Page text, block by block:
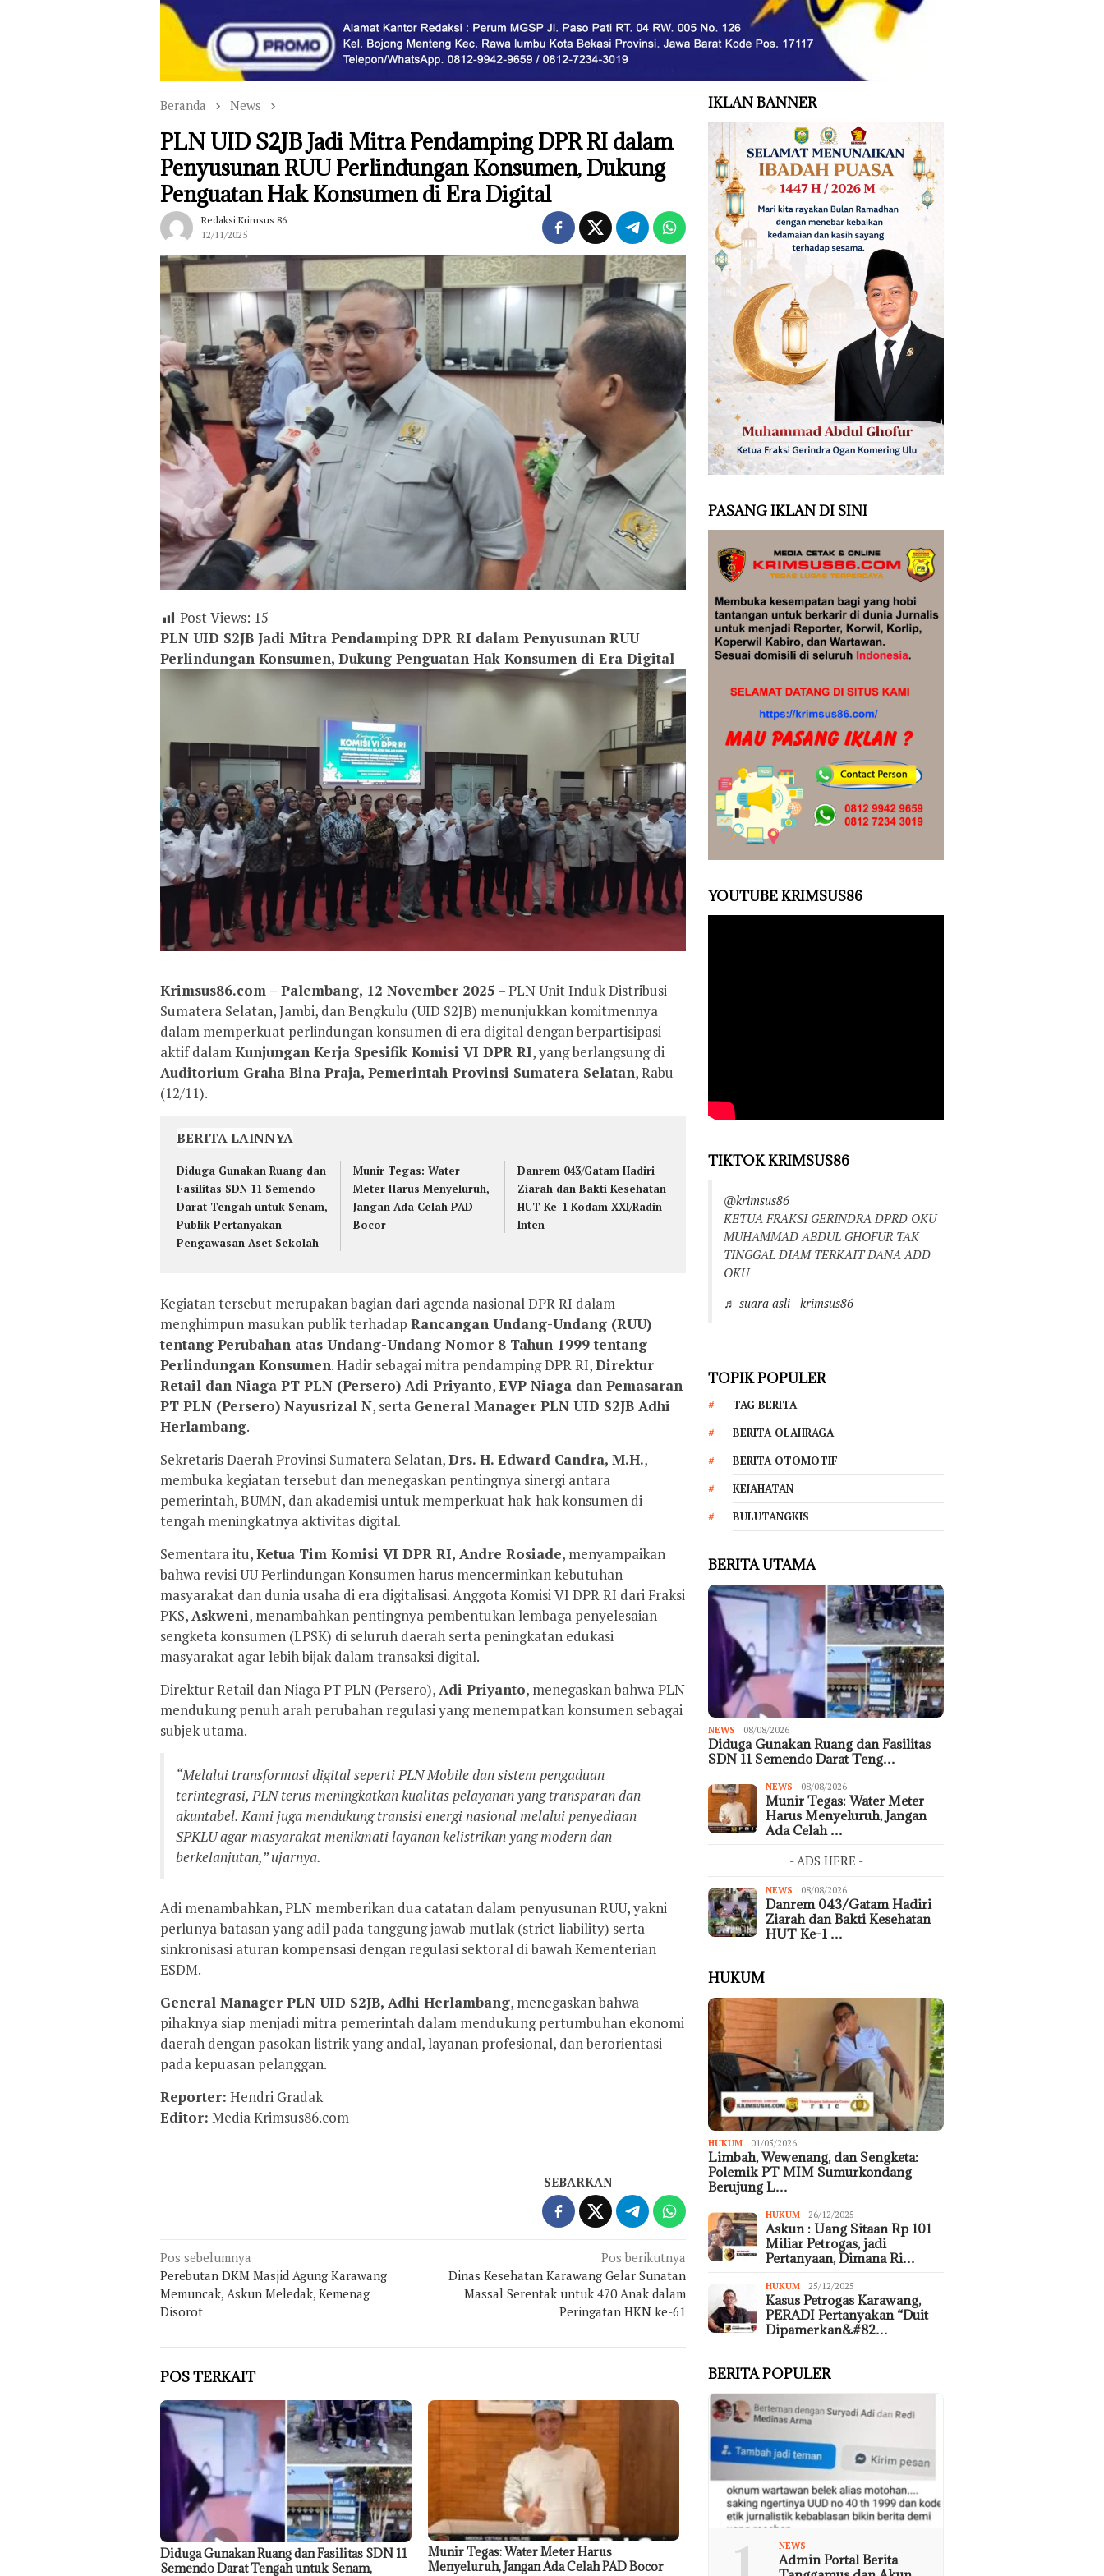
Beranda News
PLN UID S2JB Jadi Mitra Pendamping DPR RI dalam
Penyusunan RUU Perlindungan Konsumen, Dukung
Penguatan Hak Konsumen di Era Digital
Redaksi Krimsus 86
12/11/2025
Post Views: 15
PLN UID S2JB Jadi Mitra Pendamping DPR RI dalam Penyusunan RUU
Perlindungan Konsumen, Dukung Penguatan Hak Konsumen di Era Digital
Krimsus86.com – Palembang, 12 November 2025 – PLN Unit Induk Distribusi
Sumatera Selatan, Jambi, dan Bengkulu (UID S2JB) menunjukkan komitmennya
dalam memperkuat perlindungan konsumen di era digital dengan berpartisipasi
aktif dalamKunjungan Kerja Spesifik Komisi VI DPR RI, yang berlangsung di
Auditorium Graha Bina Praja, Pemerintah Provinsi Sumatera Selatan, Rabu
(12/11).
BERITA LAINNYA
Diduga Gunakan Ruang dan
Fasilitas SDN 11 Semendo
Darat Tengah untuk Senam,
Publik Pertanyakan
Pengawasan Aset Sekolah
Munir Tegas: Water
Meter Harus Menyeluruh,
Jangan Ada Celah PAD
Bocor
Danrem 043/Gatam Hadiri
Ziarah dan Bakti Kesehatan
HUT Ke-1 Kodam XXI/Radin
Inten
Kegiatan tersebut merupakan bagian dari agenda nasional DPR RI dalam
menghimpun masukan publik terhadap Rancangan Undang-Undang (RUU)
tentang Perubahan atas Undang-Undang Nomor 8 Tahun 1999 tentang
Perlindungan Konsumen. Hadir sebagai mitra pendamping DPR RI,Direktur
Retail dan Niaga PT PLN (Persero) Adi Priyanto,EVP Niaga dan Pemasaran
PT PLN (Persero) Nayusrizal N, serta General Manager PLN UID S2JB Adhi
Herlambang.
Sekretaris Daerah Provinsi Sumatera Selatan,Drs. H. Edward Candra, M.H.,
membuka kegiatan tersebut dan menegaskan pentingnya sinergi antara
pemerintah, BUMN, dan akademisi untuk memperkuat hak-hak konsumen di
tengah meningkatnya aktivitas digital.
Sementara itu,Ketua Tim Komisi VI DPR RI, Andre Rosiade, menyampaikan
bahwa revisi UU Perlindungan Konsumen harus mencerminkan kebutuhan
masyarakat dan dunia usaha di era digitalisasi. Anggota Komisi VI DPR RI dari Fraksi
PKS,Askweni, menambahkan pentingnya pembentukan lembaga penyelesaian
sengketa konsumen (LPSK) di seluruh daerah serta peningkatan edukasi
masyarakat agar lebih bijak dalam transaksi digital.
Direktur Retail dan Niaga PT PLN (Persero),Adi Priyanto, menegaskan bahwa PLN
mendukung penuh arah perubahan regulasi yang menempatkan konsumen sebagai
subjek utama.
“Melalui transformasi digital seperti PLN Mobile dan sistem pengaduan
terintegrasi, PLN terus meningkatkan kualitas pelayanan yang transparan dan
akuntabel. Kami juga mendukung transisi energi nasional melalui penyediaan
SPKLU agar masyarakat menikmati layanan kelistrikan yang modern dan
berkelanjutan,” ujarnya.
Adi menambahkan, PLN memberikan dua catatan dalam penyusunan RUU, yakni
perlunya batasan yang adil pada tanggung jawab mutlak (strict liability) serta
sinkronisasi aturan kompensasi dengan regulasi sektoral di bawah Kementerian
ESDM.
General Manager PLN UID S2JB, Adhi Herlambang, menegaskan bahwa
pihaknya siap menjadi mitra pemerintah dalam mendukung pertumbuhan ekonomi
daerah dengan pasokan listrik yang andal, layanan profesional, dan berorientasi
pada kepuasan pelanggan.
Reporter: Hendri Gradak
Editor: Media Krimsus86.com
SEBARKAN
Navigasi
pos
Pos sebelumnya
Perebutan DKM Masjid Agung Karawang
Memuncak, Askun Meledak, Kemenag
Disorot
Pos berikutnya
Dinas Kesehatan Karawang Gelar Sunatan
Massal Serentak untuk 470 Anak dalam
Peringatan HKN ke-61
POS TERKAIT
Diduga Gunakan Ruang dan Fasilitas SDN 11
Semendo Darat Tengah untuk Senam,
Munir Tegas: Water Meter Harus
Menyeluruh, Jangan Ada Celah PAD Bocor
IKLAN BANNER
PASANG IKLAN DI SINI
YOUTUBE KRIMSUS86
TIKTOK KRIMSUS86
@krimsus86
KETUA FRAKSI GERINDRA DPRD OKU
MUHAMMAD ABDUL GHOFUR TAK
TINGGAL DIAM TERKAIT DANA ADD
OKU
♬ suara asli - krimsus86
TOPIK POPULER
TAG BERITA
BERITA OLAHRAGA
BERITA OTOMOTIF
KEJAHATAN
BULUTANGKIS
BERITA UTAMA
NEWS 08/08/2026
Diduga Gunakan Ruang dan Fasilitas
SDN 11 Semendo Darat Teng…
NEWS 08/08/2026
Munir Tegas: Water Meter
Harus Menyeluruh, Jangan
Ada Celah …
- ADS HERE -
NEWS 08/08/2026
Danrem 043/Gatam Hadiri
Ziarah dan Bakti Kesehatan
HUT Ke-1 …
HUKUM
HUKUM 01/05/2026
Limbah, Wewenang, dan Sengketa:
Polemik PT MIM Sumurkondang
Berujung L…
HUKUM 26/12/2025
Askun : Uang Sitaan Rp 101
Miliar Petrogas, jadi
Pertanyaan, Dimana Ri…
HUKUM 25/12/2025
Kasus Petrogas Karawang,
PERADI Pertanyakan “Duit
Dipamerkan&#82…
BERITA POPULER
NEWS
Admin Portal Berita